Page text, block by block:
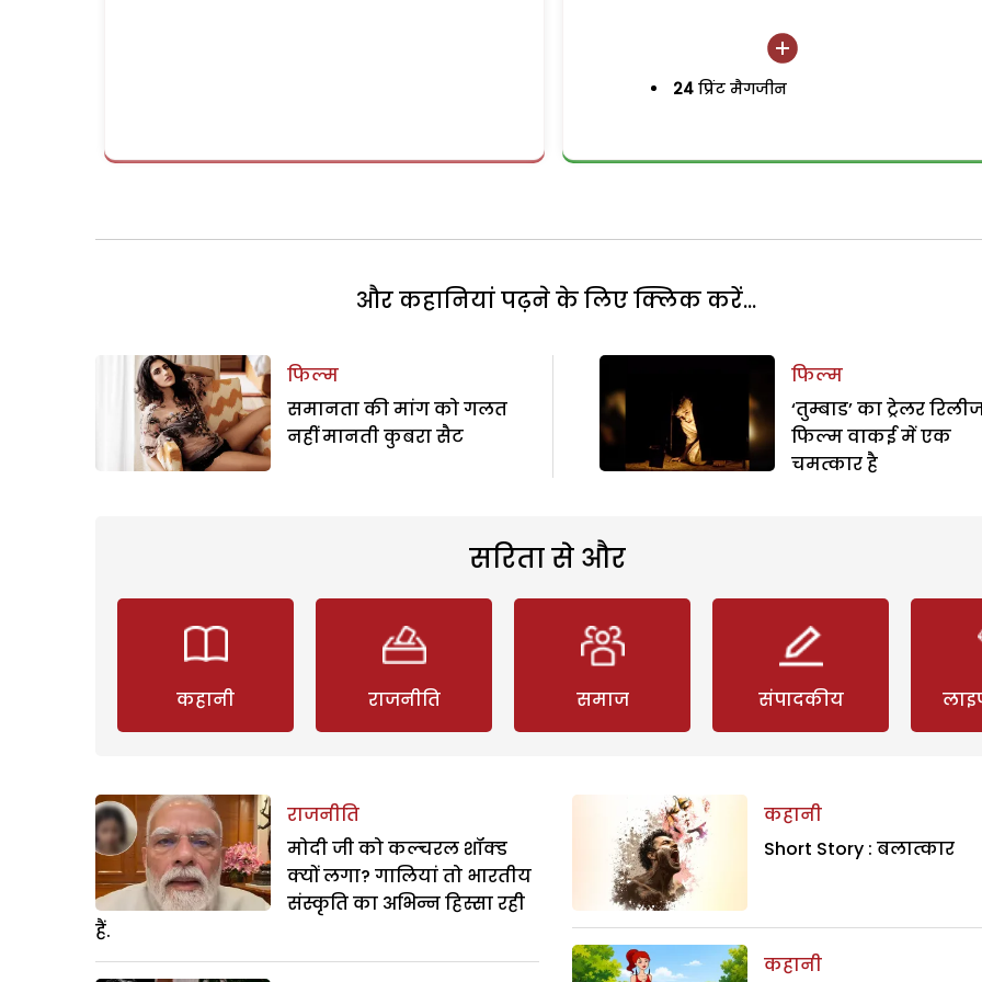
24 प्रिंट मैगजीन
और कहानियां पढ़ने के लिए क्लिक करें...
फिल्म
समानता की मांग को गलत
नहीं मानती कुबरा सैट
फिल्म
‘तुम्बाड’ का ट्रेलर
फिल्म वाकई में एक
चमत्कार है
सरिता से और
कहानी राजनीति समाज संपादकीय
राजनीति
मोदी जी को कल्चरल शॉक्ड
क्यों लगा? गालियां तो भारतीय
संस्कृति का अभिन्न हिस्सा रही
हैं.
कहानी
Short Story : बलात्कार
कहानी